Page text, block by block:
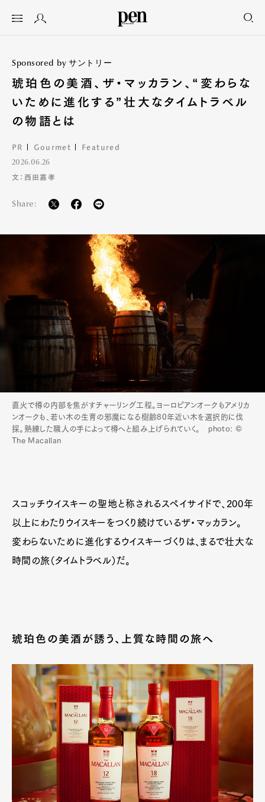
Sponsored by サントリー
琥珀色の美酒、ザ・マッカラン、“変わらな
いために進化する”壮大なタイムトラベル
の物語とは
PR Gourmet Featured
2026.06.26
文：西田嘉孝
Share:
直火で樽の内部を焦がすチャーリング工程。ヨーロピアンオークもアメリカ
ンオークも、若い木の生育の邪魔になる樹齢80年近い木を選択的に伐
採。熟練した職人の手によって樽へと組み上げられていく。 photo: ©
The Macallan
スコッチウイスキーの聖地と称されるスペイサイドで、200年
以上にわたりウイスキーをつくり続けているザ・マッカラン。
変わらないために進化するウイスキーづくりは、まるで壮大な
時間の旅（タイムトラベル）だ。
琥珀色の美酒が誘う、上質な時間の旅へ